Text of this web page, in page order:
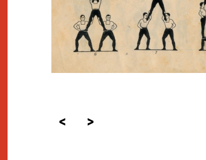
< >